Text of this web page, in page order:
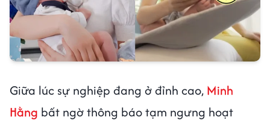
Giữa lúc sự nghiệp đang ở đỉnh cao, Minh
Hằng bất ngờ thông báo tạm ngưng hoạt